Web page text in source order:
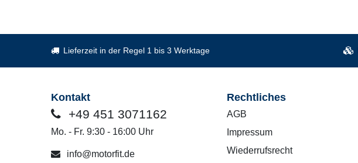
Lieferzeit in der Regel 1 bis 3 Werktage
Kontakt
+49 451 3071162
Mo. - Fr. 9:30 - 16:00 Uhr
info@motorfit.de
Rechtliches
AGB
Impressum
Wiederrufsrecht